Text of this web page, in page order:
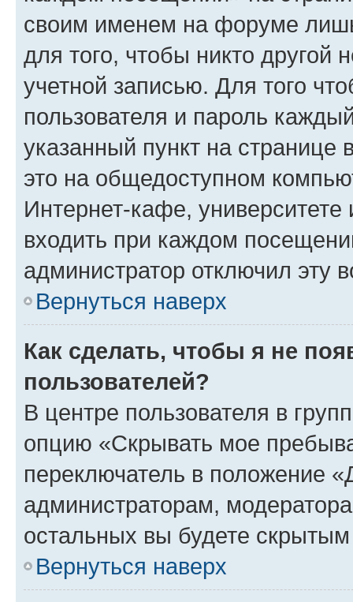
своим именем на форуме
для того, чтобы никто другой
учетной записью. Для того
пользователя и пароль
указанный пункт на
это на общедоступном
Интернет-кафе, университете
входить при каждом
администратор отключил эту
Вернуться наверх
Как сделать, чтобы я не
пользователей?
В центре пользователя в
опцию «Скрывать мое
переключатель в положение
администраторам,
остальных вы будете
Вернуться наверх